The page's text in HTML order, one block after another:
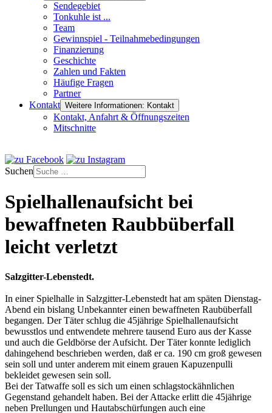
Sendegebiet
Tonkuhle ist ...
Team
Gewinnspiel - Teilnahmebedingungen
Finanzierung
Geschichte
Zahlen und Fakten
Häufige Fragen
Partner
Kontakt Weitere Informationen: Kontakt
Kontakt, Anfahrt & Öffnungszeiten
Mitschnitte
Suchen
Spielhallenaufsicht bei
bewaffneten Raubbüberfall
leicht verletzt
Salzgitter-Lebenstedt.
In einer Spielhalle in Salzgitter-Lebenstedt hat am späten Dienstag-
Abend ein bislang Unbekannter einen bewaffneten Raubüberfall
begangen. Der Täter schlug die 45jährige Spielhallenaufsicht
bewusstlos und entwendete mehrere tausend Euro aus der Kasse
und auch die Geldbörse der Aufsicht. Der Täter konnte lediglich
dahingehend beschrieben werden, daß er ca. 190 cm groß gewesen
sein soll und unter anderem mit einem grauen Kapuzenpulli
bekleidet gewesen sein soll.
Bei der Tatwaffe soll es sich um einen schlagstockähnlichen
Gegenstand gehandelt haben. Bei der Attacke erlitt die 45jährige
neben Prellungen und Hautabschürfungen auch eine